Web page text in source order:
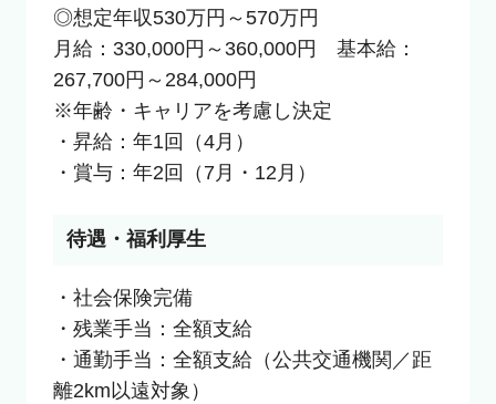
◎想定年収530万円～570万円
月給：330,000円～360,000円　基本給：
267,700円～284,000円
※年齢・キャリアを考慮し決定
・昇給：年1回（4月）
・賞与：年2回（7月・12月）
待遇・福利厚生
・社会保険完備
・残業手当：全額支給
・通勤手当：全額支給（公共交通機関／距
離2km以遠対象）